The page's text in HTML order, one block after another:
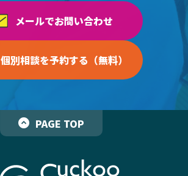
メールでお問い合わせ
個別相談を予約する（無料）
PAGE TOP